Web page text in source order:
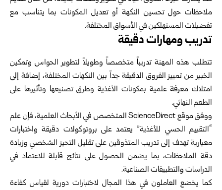
ملاحظات حول تحسين النكهة أو تعديل المكونات بما يتناسب مع
تفضيلات المستهلكين في الأسواق المختلفة.
تدريب ومهارات دقيقة
تتطلب هذه المهنة تدريباً متخصصاً وطويلاً لتطوير الحواس وتمكين
الخبير من تمييز الفروق الدقيقة جداً بين النكهات المختلفة، إضافة إلى
امتلاك معرفة علمية بمكونات الأغذية وطرق تصنيعها وتأثيرها على
الطعم النهائي.
ووفق موقع ScienceDirect المتخصص في الأبحاث العلمية، فإن علم
“التقييم الحسي للأغذية” يعتمد على بروتوكولات دقيقة واختبارات
معيارية تهدف إلى تدريب المتذوقين على تقليل التحيز الشخصي وزيادة
دقة الملاحظات، بما يضمن الحصول على نتائج قابلة للاعتماد في
الدراسات والتطبيقات الصناعية.
كما يخضع العاملون في هذا المجال لاختبارات دورية لقياس كفاءة